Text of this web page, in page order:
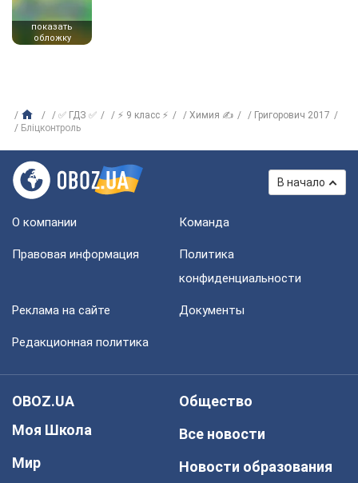
показать
обложку
✅ ГДЗ ✅ ⚡ 9 класс ⚡ Химия ✍
Григорович 2017
Бліцконтроль
В начало
О компании Команда
Правовая информация
Политика
конфиденциальности
Реклама на сайте Документы
Редакционная политика
OBOZ.UA
Моя Школа
Мир
Общество
Все новости
Новости образования